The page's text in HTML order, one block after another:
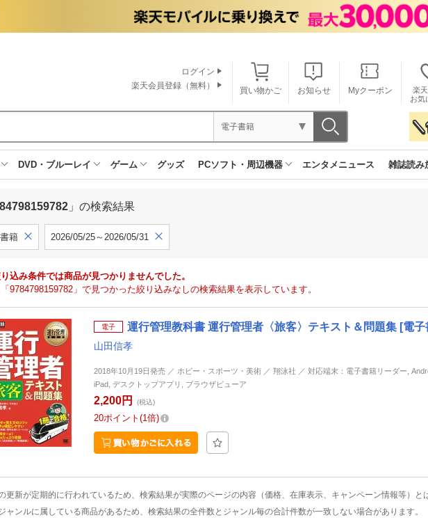
買い物かご お知らせ Myクーポン
楽
お気
ログイン
楽天会員登録（無料）
電子書籍
DVD・ブルーレイ ゲーム グッズ PCソフト・周辺機器 エンタメニュース 雑誌読み
」の検索結果
籍 2026/05/25～2026/05/31
り込み条件では商品が見つかりませんでした。
9784798159782」で見つかった絞り込みなしの検索結果を表示しています。
電子 運行管理教科書 運行管理者〈旅客〉テキスト＆問題集 [電子
山田信孝
2018年10月19日発売 ／ ホビー・スポーツ・美術 ／ 翔泳社 ／ 対応端末：電子書籍リーダー,
iPad, デスクトップアプリ, ブラウザビューア
2,200円 (税込)
20ポイント 1倍
更新が定期的に行われているため、検索結果が実際のページの内容（価格、在庫表示、キャンペーン情報等）と
ャンルに属している商品があるため、検索結果の全件数とジャンル毎の合計件数が一致しない場合があります。